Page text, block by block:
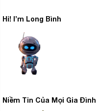
Hi! I’m Long Bình
Niềm Tin Của Mọi Gia Đình